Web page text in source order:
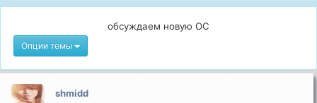
обсуждаем новую ОС
Опции темы
shmidd